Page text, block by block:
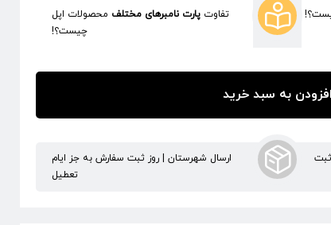
تفاوت پارت نامبرهای مختلف محصولات اپل
چیست؟!
افزودن به سبد خرید
ثبت
ارسال شهرستان | روز ثبت سفارش به جز ایام
تعطیل